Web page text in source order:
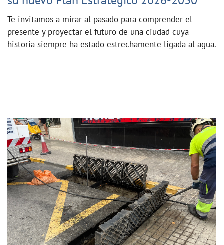
Te invitamos a mirar al pasado para comprender el
presente y proyectar el futuro de una ciudad cuya
historia siempre ha estado estrechamente ligada al agua.